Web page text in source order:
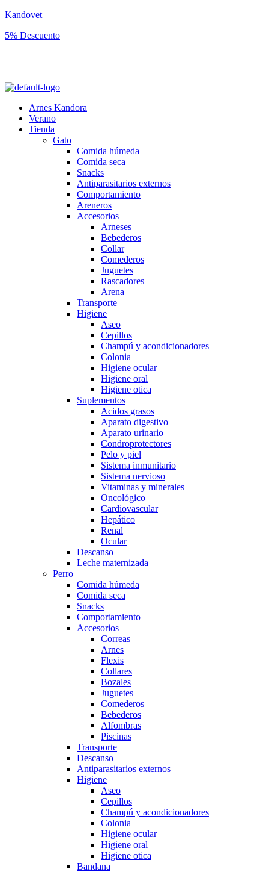
Kandovet
5% Descuento
Arnes Kandora
Verano
Tienda
Gato
Comida húmeda
Comida seca
Snacks
Antiparasitarios externos
Comportamiento
Areneros
Accesorios
Arneses
Bebederos
Collar
Comederos
Juguetes
Rascadores
Arena
Transporte
Higiene
Aseo
Cepillos
Champú y acondicionadores
Colonia
Higiene ocular
Higiene oral
Higiene otica
Suplementos
Acidos grasos
Aparato digestivo
Aparato urinario
Condroprotectores
Pelo y piel
Sistema inmunitario
Sistema nervioso
Vitaminas y minerales
Oncológico
Cardiovascular
Hepático
Renal
Ocular
Descanso
Leche maternizada
Perro
Comida húmeda
Comida seca
Snacks
Comportamiento
Accesorios
Correas
Arnes
Flexis
Collares
Bozales
Juguetes
Comederos
Bebederos
Alfombras
Piscinas
Transporte
Descanso
Antiparasitarios externos
Higiene
Aseo
Cepillos
Champú y acondicionadores
Colonia
Higiene ocular
Higiene oral
Higiene otica
Bandana